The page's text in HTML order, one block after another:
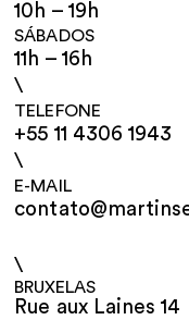
10h – 19h
SÁBADOS
11h – 16h
\
TELEFONE
+55 11 4306 1943
\
E-MAIL
\
BRUXELAS
Rue aux Laines 14